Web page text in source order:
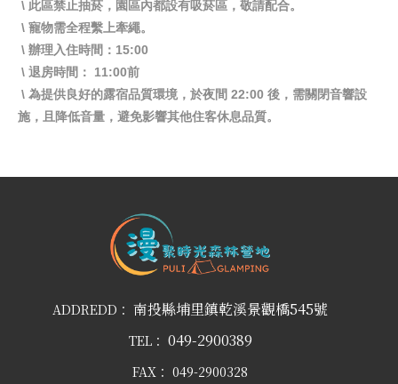
\ 此區禁止抽菸，園區內都設有吸菸區，敬請配合。
\ 寵物需全程繫上牽繩。
\ 辦理入住時間：15:00
\ 退房時間： 11:00前
\ 為提供良好的露宿品質環境，於夜間 22:00 後，需關閉音響設
施，且降低音量，避免影響其他住客休息品質。
ADDREDD： 南投縣埔里鎮乾溪景觀橋545號
TEL： 049-2900389
FAX： 049-2900328